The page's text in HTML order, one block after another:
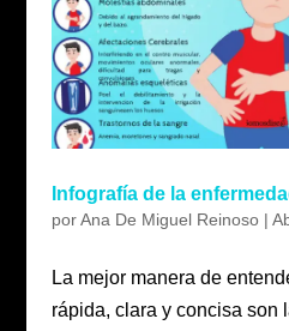
Infografía de la
porAna De Miguel Reinoso|
La mejor manera de
rápida, clara y concisa son